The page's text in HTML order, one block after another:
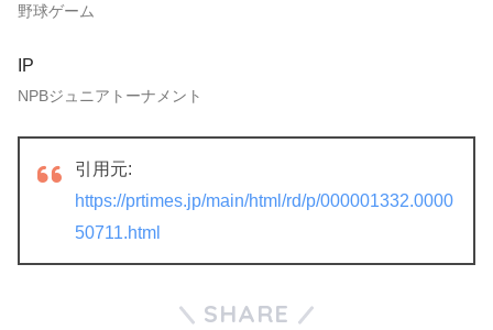
野球ゲーム
IP
NPBジュニアトーナメント
引用元:
https://prtimes.jp/main/html/rd/p/000001332.0000
50711.html
SHARE